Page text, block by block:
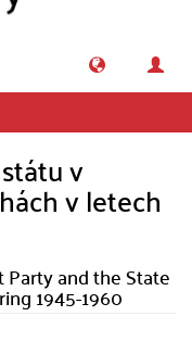
v
v letech
and the State
1945-1960